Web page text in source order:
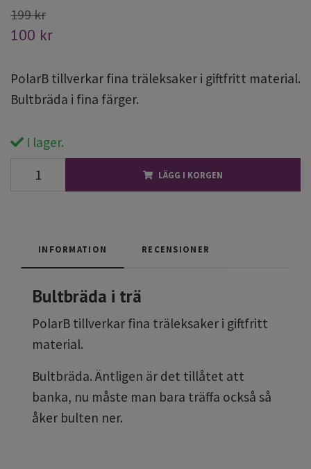
199 kr
100 kr
PolarB tillverkar fina träleksaker i giftfritt material.
Bultbräda i fina färger.
I lager.
LÄGG I KORGEN
INFORMATION RECENSIONER
Bultbräda i trä
PolarB tillverkar fina träleksaker i giftfritt
material.
Bultbräda. Äntligen är det tillåtet att
banka, nu måste man bara träffa också så
åker bulten ner.